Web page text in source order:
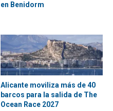
en Benidorm
Alicante moviliza más de 40
barcos para la salida de The
Ocean Race 2027